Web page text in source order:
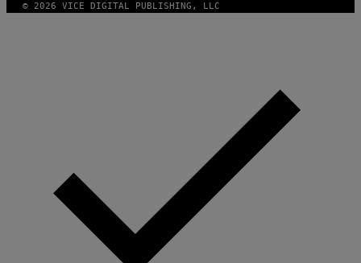
© 2026 VICE DIGITAL PUBLISHING, LLC